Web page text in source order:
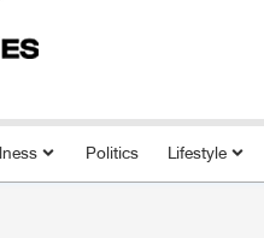
Politics Lifestyle